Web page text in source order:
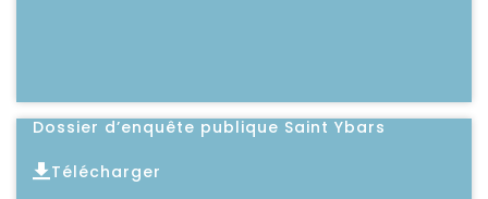
Dossier d’enquête publique Saint Ybars
Télécharger